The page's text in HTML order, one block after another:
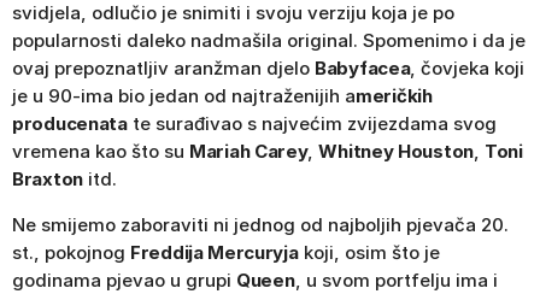
svidjela, odlučio je snimiti i svoju verziju koja je po
popularnosti daleko nadmašila original. Spomenimo i da je
ovaj prepoznatljiv aranžman djelo Babyfacea, čovjeka koji
je u 90-ima bio jedan od najtraženijih američkih
producenatate surađivao s najvećim zvijezdama svog
vremena kao što su Mariah Carey,Whitney Houston, Toni
Braxtonitd.
Ne smijemo zaboraviti ni jednog od najboljih pjevača 20.
st., pokojnog Freddija Mercuryjakoji, osim što je
godinama pjevao u grupi Queen, u svom portfelju ima i